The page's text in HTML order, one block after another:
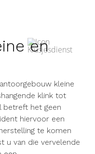
en
kleine
klink tot
betreft het geen
hiervoor een
te komen
u van die vervelende